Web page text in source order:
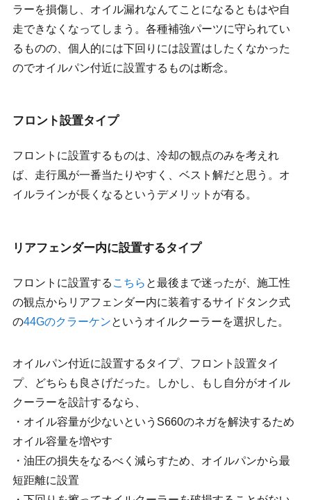
ラーを損傷し、オイル漏れなんてことになるともはや自
走できなくなってしまう。各種補強パーツに守られてい
るものの、個人的には下回りには設置はしたくなかった
のでオイルパン付近に設置するものは断念。
フロント設置タイプ
フロントに設置するものは、冷却の観点のみを考えれ
ば、走行風が一番当たりやすく、ベスト解だと思う。オ
イルラインが長くなるというデメリットが有る。
リアフェンダー内に設置するタイプ
フロントに設置する こちら と最後まで迷ったが、施工性
の観点からリアフェンダー内に装着するサイドタンク式
の44Gのクラーケンというオイルクーラーを選択した。
オイルパン付近に設置するタイプ、フロント設置タイ
プ、どちらも良さげだった。しかし、もし自分がオイル
クーラーを設計するなら、
・オイル容量が少ないというS660のネガを解決するため
オイル容量を増やす
・油圧の損失をなるべく減らすため、オイルパンから最
短距離に設置